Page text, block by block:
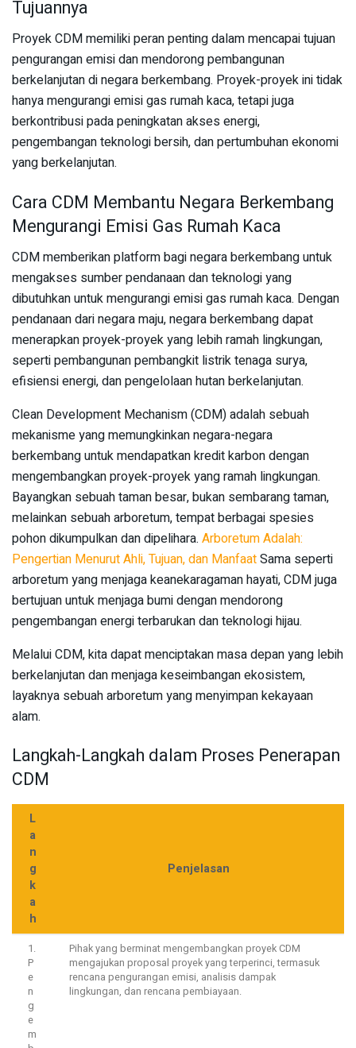
Tujuannya
Proyek CDM memiliki peran penting dalam mencapai tujuan
pengurangan emisi dan mendorong pembangunan
berkelanjutan di negara berkembang. Proyek-proyek ini tidak
hanya mengurangi emisi gas rumah kaca, tetapi juga
berkontribusi pada peningkatan akses energi,
pengembangan teknologi bersih, dan pertumbuhan ekonomi
yang berkelanjutan.
Cara CDM Membantu Negara Berkembang
Mengurangi Emisi Gas Rumah Kaca
CDM memberikan platform bagi negara berkembang untuk
mengakses sumber pendanaan dan teknologi yang
dibutuhkan untuk mengurangi emisi gas rumah kaca. Dengan
pendanaan dari negara maju, negara berkembang dapat
menerapkan proyek-proyek yang lebih ramah lingkungan,
seperti pembangunan pembangkit listrik tenaga surya,
efisiensi energi, dan pengelolaan hutan berkelanjutan.
Clean Development Mechanism (CDM) adalah sebuah
mekanisme yang memungkinkan negara-negara
berkembang untuk mendapatkan kredit karbon dengan
mengembangkan proyek-proyek yang ramah lingkungan.
Bayangkan sebuah taman besar, bukan sembarang taman,
melainkan sebuah arboretum, tempat berbagai spesies
pohon dikumpulkan dan dipelihara. Arboretum Adalah:
Pengertian Menurut Ahli, Tujuan, dan ManfaatSama seperti
arboretum yang menjaga keanekaragaman hayati, CDM juga
bertujuan untuk menjaga bumi dengan mendorong
pengembangan energi terbarukan dan teknologi hijau.
Melalui CDM, kita dapat menciptakan masa depan yang lebih
berkelanjutan dan menjaga keseimbangan ekosistem,
layaknya sebuah arboretum yang menyimpan kekayaan
alam.
Langkah-Langkah dalam Proses Penerapan
CDM
L
a
n
g
k
a
h
Penjelasan
1.
P
e
n
g
e
m
Pihak yang berminat mengembangkan proyek CDM
mengajukan proposal proyek yang terperinci, termasuk
rencana pengurangan emisi, analisis dampak
lingkungan, dan rencana pembiayaan.